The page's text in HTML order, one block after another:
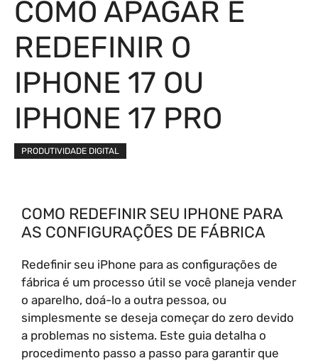
COMO APAGAR E
REDEFINIR O
IPHONE 17 OU
IPHONE 17 PRO
PRODUTIVIDADE DIGITAL
COMO REDEFINIR SEU IPHONE PARA
AS CONFIGURAÇÕES DE FÁBRICA
Redefinir seu iPhone para as configurações de
fábrica é um processo útil se você planeja vender
o aparelho, doá-lo a outra pessoa, ou
simplesmente se deseja começar do zero devido
a problemas no sistema. Este guia detalha o
procedimento passo a passo para garantir que